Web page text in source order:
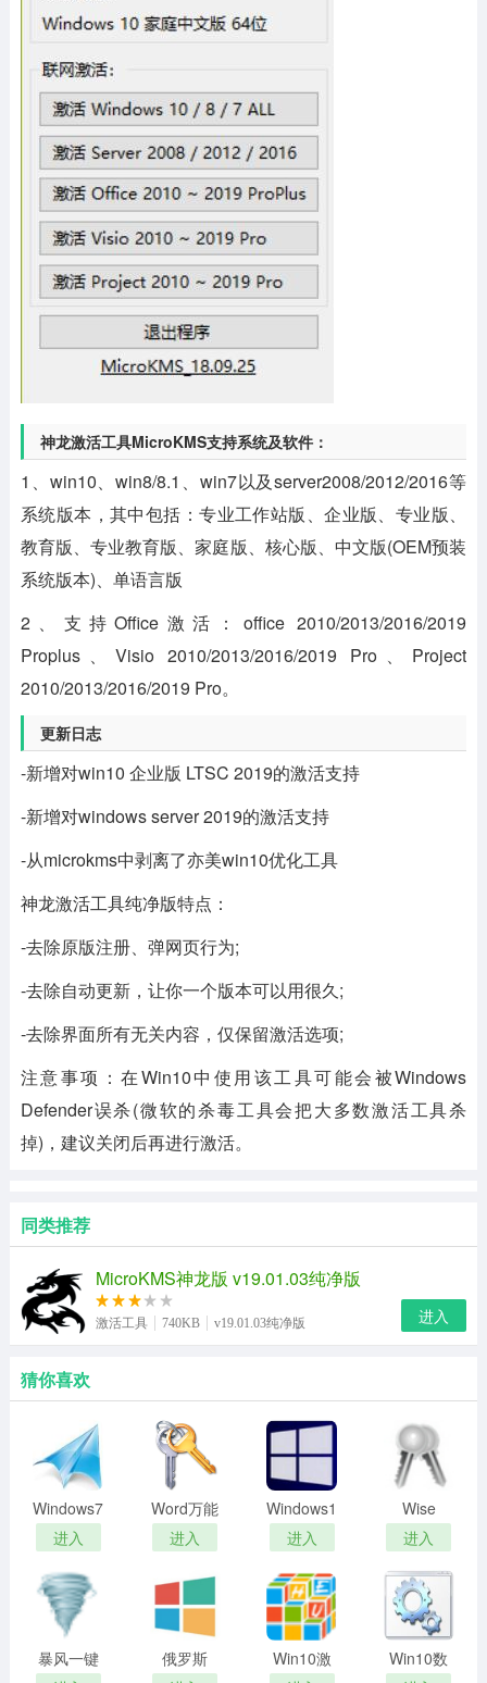
神龙激活工具MicroKMS支持系统及软件：
1、win10、win8/8.1、win7以及server2008/2012/2016等
系统版本，其中包括：专业工作站版、企业版、专业版、
教育版、专业教育版、家庭版、核心版、中文版(OEM预装
系统版本)、单语言版
2、支持Office激活：office 2010/2013/2016/2019
Proplus、Visio 2010/2013/2016/2019 Pro、Project
2010/2013/2016/2019 Pro。
更新日志
-新增对win10 企业版 LTSC 2019的激活支持
-新增对windows server 2019的激活支持
-从microkms中剥离了亦美win10优化工具
神龙激活工具纯净版特点：
-去除原版注册、弹网页行为;
-去除自动更新，让你一个版本可以用很久;
-去除界面所有无关内容，仅保留激活选项;
注意事项：在Win10中使用该工具可能会被Windows
Defender误杀(微软的杀毒工具会把大多数激活工具杀
掉)，建议关闭后再进行激活。
同类推荐
MicroKMS神龙版 v19.01.03纯净版
激活工具 740KB v19.01.03纯净版 进入
猜你喜欢
Windows7
激活工具
进入
Word万能
激活工具
进入
Windows10
激活工具
进入
Wise
Windows
Key
Finder秘
钥查看工
具
进入
暴风一键
俄罗斯
Win10激
Win10数